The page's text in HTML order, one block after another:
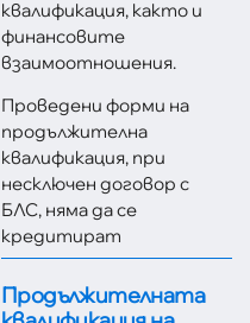
квалификация, както и
финансовите
взаимоотношения.
Проведени форми на
продължителна
квалификация, при
несключен договор с
БЛС, няма да се
кредитират
Продължителната